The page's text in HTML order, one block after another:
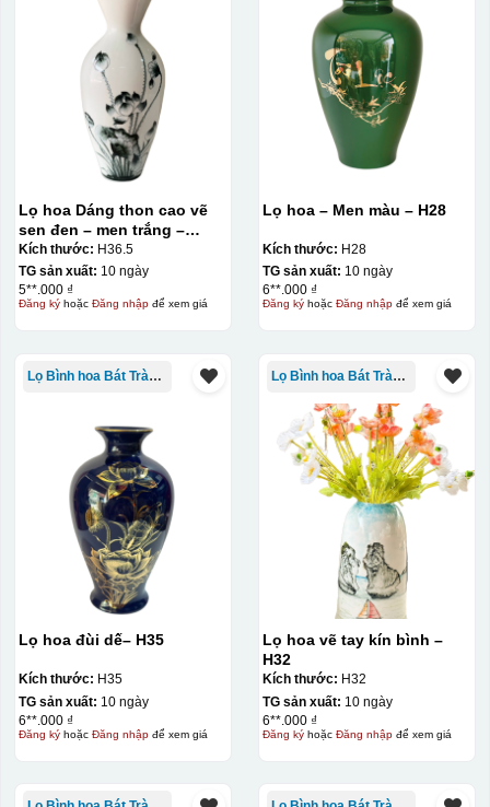
Lọ hoa Dáng thon cao vẽ
sen đen – men trắng –
H36.5
Kích thước: H36.5
TG sản xuất: 10 ngày
5**.000 ₫
Đăng kýhoặc Đăng nhậpđể xem giá
Lọ hoa – Men màu – H28
Kích thước: H28
TG sản xuất: 10 ngày
6**.000 ₫
Đăng kýhoặc Đăng nhậpđể xem giá
Lọ Bình hoa Bát Tràng in logo
Lọ hoa đùi dế– H35
Kích thước: H35
TG sản xuất: 10 ngày
6**.000 ₫
Đăng kýhoặc Đăng nhậpđể xem giá
Lọ Bình hoa Bát Tràng in logo
Lọ hoa vẽ tay kín bình –
H32
Kích thước: H32
TG sản xuất: 10 ngày
6**.000 ₫
Đăng kýhoặc Đăng nhậpđể xem giá